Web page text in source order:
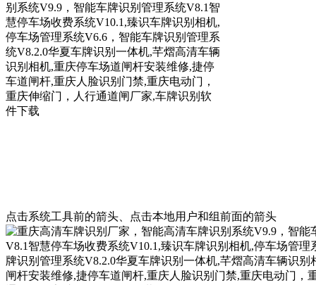
点击系统工具前的箭头、点击本地用户和组前面的箭头